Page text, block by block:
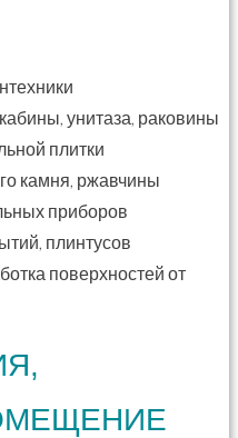
унитаза, раковины
плитки
камня, ржавчины
приборов
плинтусов
поверхностей от